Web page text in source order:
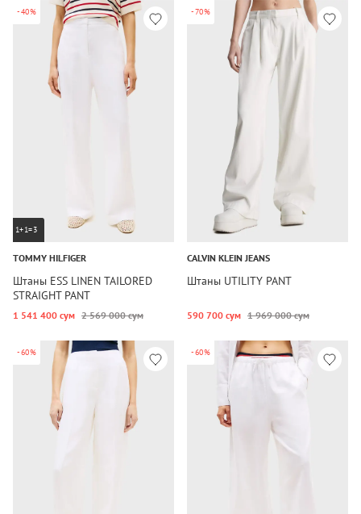
-40%
1+1=3
TOMMY HILFIGER
Штаны ESS LINEN TAILORED
STRAIGHT PANT
1 541 400 сум 2 569 000 сум
-70%
CALVIN KLEIN JEANS
Штаны UTILITY PANT
590 700 сум 1 969 000 сум
-60% -60%